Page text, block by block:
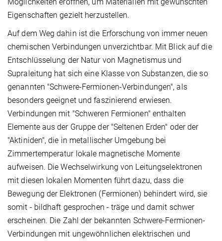
Eigenschaften gezielt herzustellen.
Auf dem Weg dahin ist die Erforschung von immer neuen
chemischen Verbindungen unverzichtbar. Mit Blick auf die
Entschlüsselung der Natur von Magnetismus und
Supraleitung hat sich eine Klasse von Substanzen, die so
genannten "Schwere-Fermionen-Verbindungen", als
besonders geeignet und faszinierend erwiesen.
Verbindungen mit "Schweren Fermionen" enthalten
Elemente aus der Gruppe der "Seltenen Erden" oder der
"Aktiniden", die in metallischer Umgebung bei
Zimmertemperatur lokale magnetische Momente
aufweisen. Die Wechselwirkung von Leitungselektronen
mit diesen lokalen Momenten führt dazu, dass die
Bewegung der Elektronen (Fermionen) behindert wird, sie
somit - bildhaft gesprochen - träge und damit schwer
erscheinen. Die Zahl der bekannten Schwere-Fermionen-
Verbindungen mit ungewöhnlichen elektrischen und